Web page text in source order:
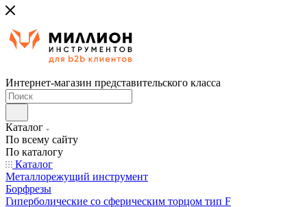
Интернет-магазин представительского класса
Каталог
По всему сайту
По каталогу
Каталог
Металлорежущий инструмент
Борфрезы
Гиперболические cо сферическим торцом тип F